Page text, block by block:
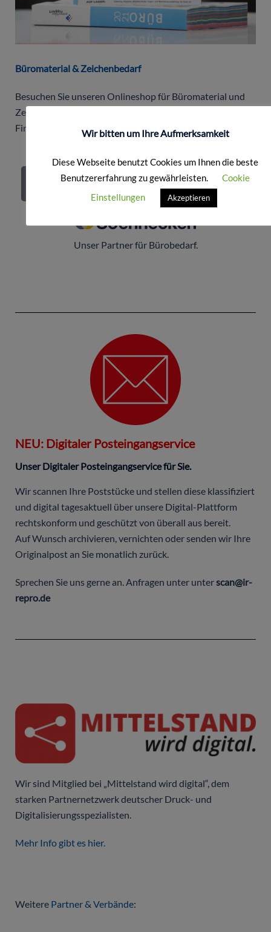
Büromaterial & Zeichenbedarf
Besuchen Sie unseren Onlineshop für Büromaterial und
Zeichenbedarf mit mehr als 10.000 Artikeln für
Firmenkunden und Gewerbetreibende.
Zum Onlineshop
Unser Partner für Bürobedarf.
NEU: Digitaler Posteingangservice
Unser Digitaler Posteingangservice für Sie.
Wir scannen Ihre Poststücke und stellen diese klassifiziert
und digital tagesaktuell über unsere Digital-Plattform
rechtskonform und geschützt von überall aus bereit.
Auf Wunsch archivieren, vernichten oder senden wir Ihre
Originalpost an Sie monatlich zurück.
Sprechen Sie uns gerne an. Anfragen unter unterscan@ir-
repro.de
Wir sind Mitglied bei „Mittelstand wird digital“, dem
starken Partnernetzwerk deutscher Druck- und
Digitalisierungsspezialisten.
Mehr Info gibt es hier.
Weitere Partner & Verbände:
Wir bitten um Ihre Aufmerksamkeit
Diese Webseite benutzt Cookies um Ihnen die beste
Benutzererfahrung zu gewährleisten.
Cookie
Einstellungen
Akzeptieren